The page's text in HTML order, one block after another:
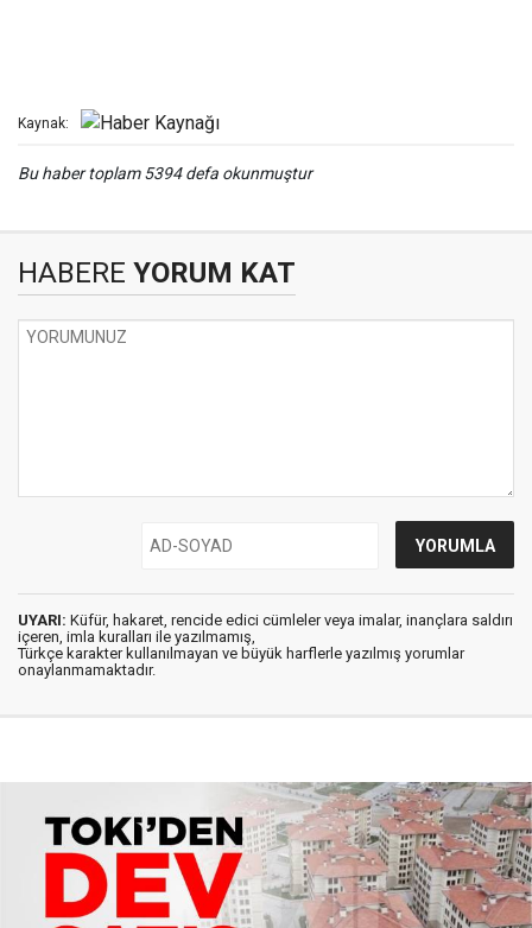
Kaynak:
Bu haber toplam 5394 defa okunmuştur
HABERE YORUM KAT
UYARI: Küfür, hakaret, rencide edici cümleler veya imalar, inançlara saldırı
içeren, imla kuralları ile yazılmamış,
Türkçe karakter kullanılmayan ve büyük harflerle yazılmış yorumlar
onaylanmamaktadır.